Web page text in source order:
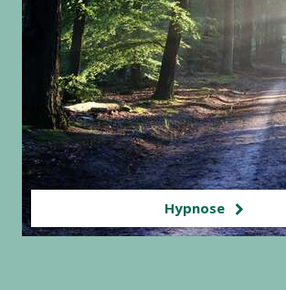
Hypnose